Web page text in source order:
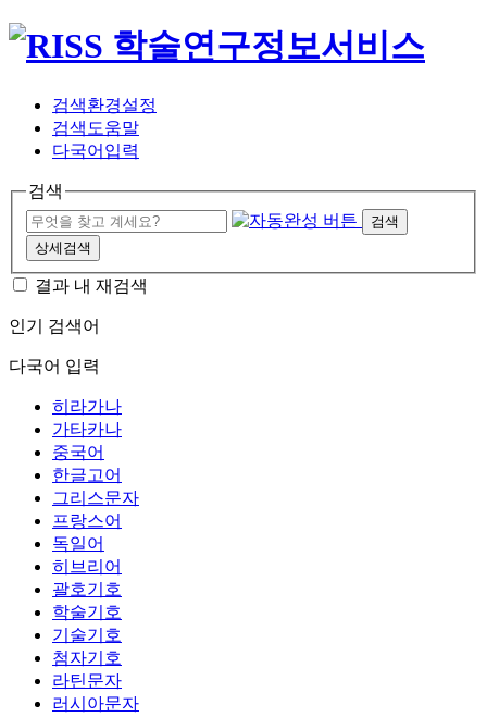
검색환경설정
검색도움말
다국어입력
검색
검색
상세검색
결과 내 재검색
인기 검색어
다국어 입력
히라가나
가타카나
중국어
한글고어
그리스문자
프랑스어
독일어
히브리어
괄호기호
학술기호
기술기호
첨자기호
라틴문자
러시아문자